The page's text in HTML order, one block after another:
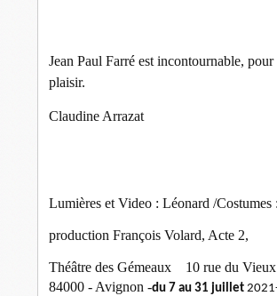
Jean Paul Farré est incontournable,
plaisir.
Claudine Arrazat
Lumières et Video : Léonard /
production François Volard, Acte 2,
Théâtre des Gémeaux 10 rue du
84000 - Avignon -du 7 au 31 juillet